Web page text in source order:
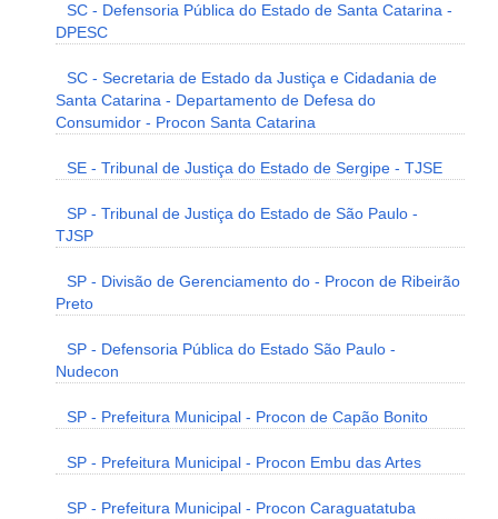
SC - Defensoria Pública do Estado de Santa Catarina -
DPESC
SC - Secretaria de Estado da Justiça e Cidadania de
Santa Catarina - Departamento de Defesa do
Consumidor - Procon Santa Catarina
SE - Tribunal de Justiça do Estado de Sergipe - TJSE
SP - Tribunal de Justiça do Estado de São Paulo -
TJSP
SP - Divisão de Gerenciamento do - Procon de Ribeirão
Preto
SP - Defensoria Pública do Estado São Paulo -
Nudecon
SP - Prefeitura Municipal - Procon de Capão Bonito
SP - Prefeitura Municipal - Procon Embu das Artes
SP - Prefeitura Municipal - Procon Caraguatatuba